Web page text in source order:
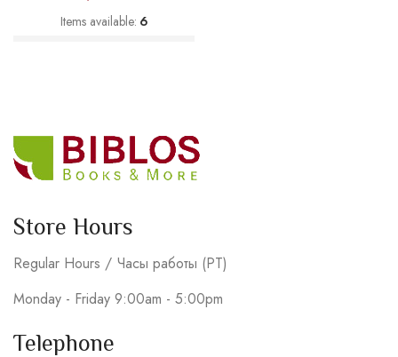
Items available: 6
Store Hours
Regular Hours / Часы работы (PT)
Monday - Friday 9:00am - 5:00pm
Telephone